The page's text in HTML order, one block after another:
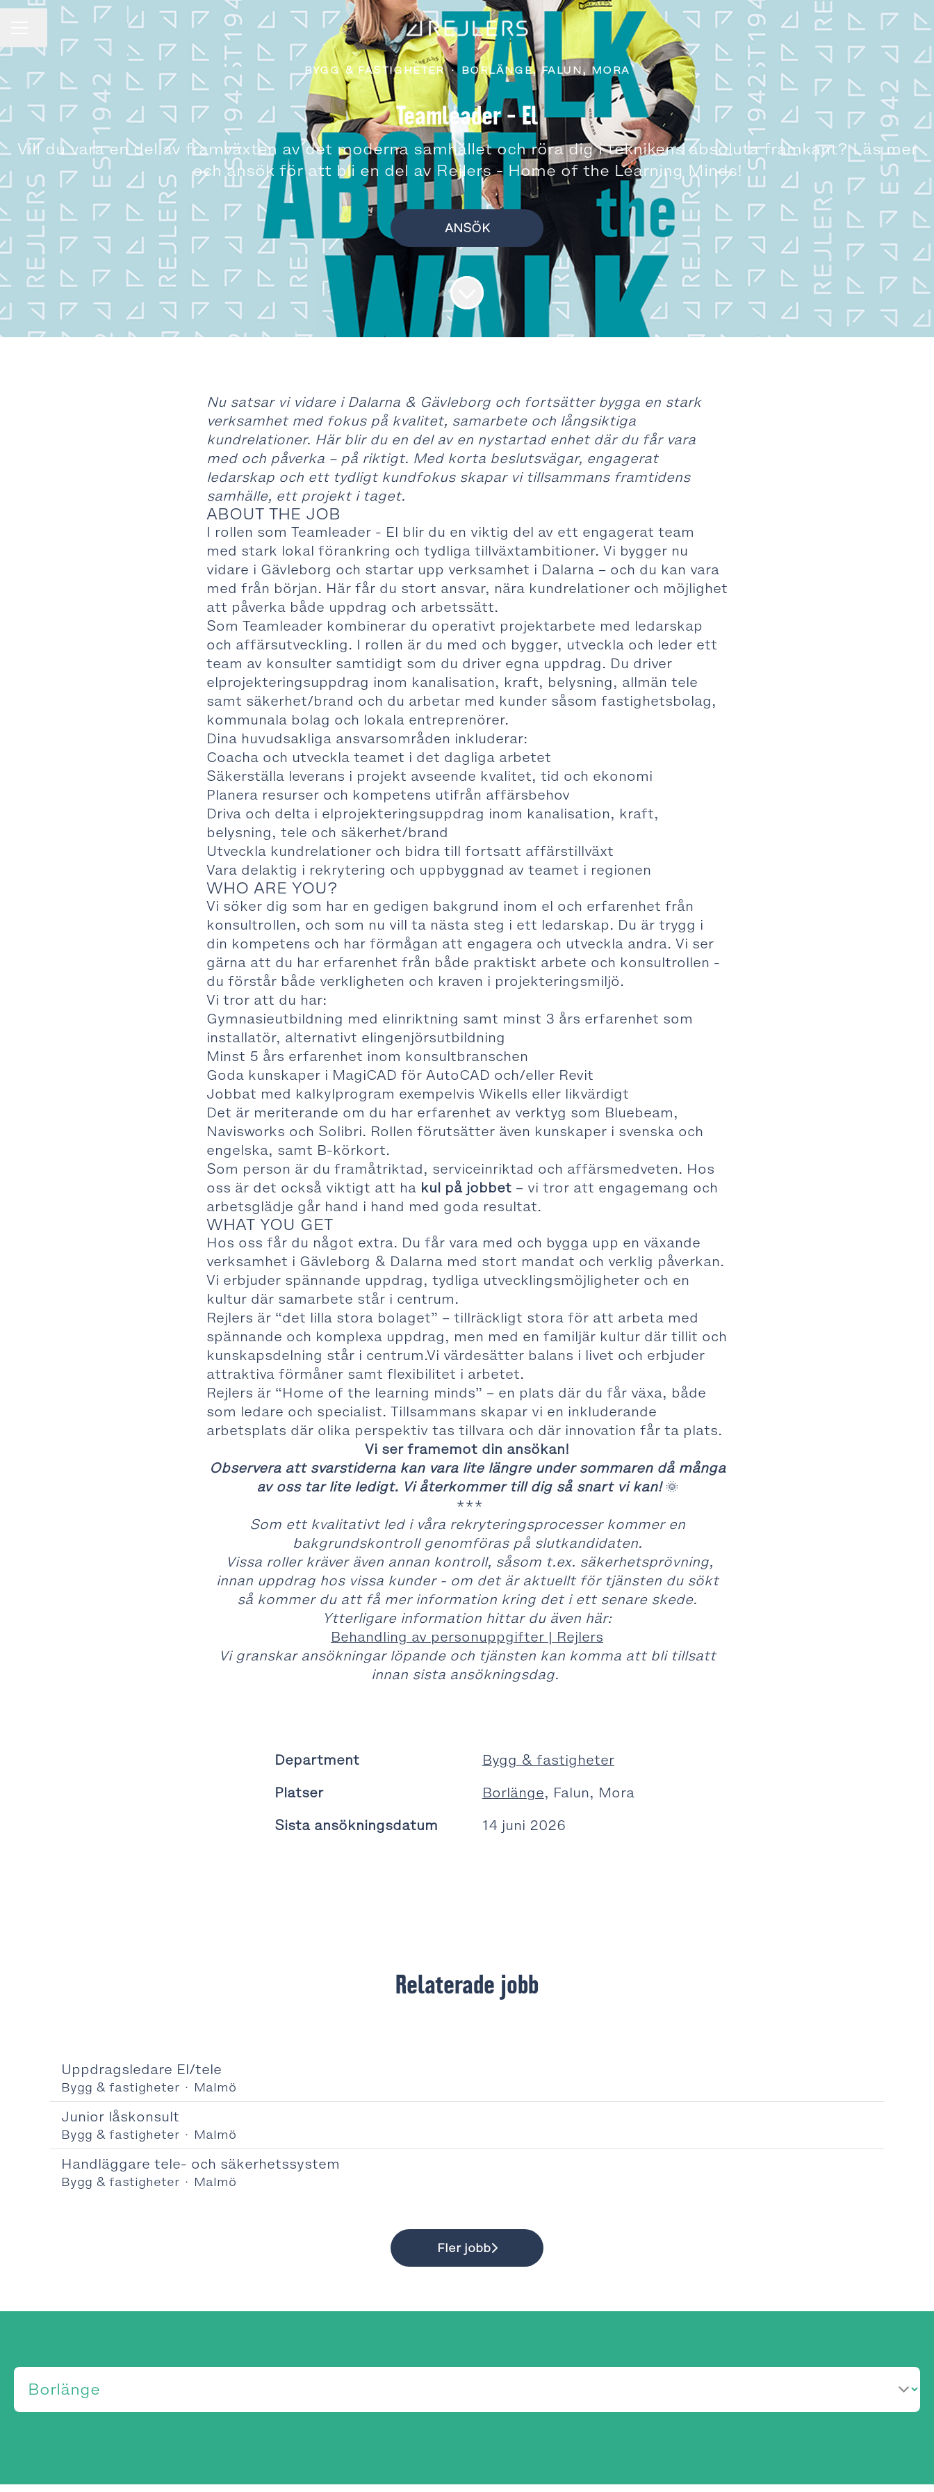
BYGG & FASTIGHETER · BORLÄNGE, FALUN, MORA
Teamleader - El
Vill du vara en del av framväxten av det moderna samhället och röra dig i teknikens absoluta framkant? Läs mer
och ansök för att bli en del av Rejlers - Home of the Learning Minds!
ANSÖK
Nu satsar vi vidare i Dalarna & Gävleborg och fortsätter bygga en stark
verksamhet med fokus på kvalitet, samarbete och långsiktiga
kundrelationer. Här blir du en del av en nystartad enhet där du får vara
med och påverka – på riktigt. Med korta beslutsvägar, engagerat
ledarskap och ett tydligt kundfokus skapar vi tillsammans framtidens
samhälle, ett projekt i taget.
ABOUT THE JOB
I rollen som Teamleader - El blir du en viktig del av ett engagerat team
med stark lokal förankring och tydliga tillväxtambitioner. Vi bygger nu
vidare i Gävleborg och startar upp verksamhet i Dalarna – och du kan vara
med från början. Här får du stort ansvar, nära kundrelationer och möjlighet
att påverka både uppdrag och arbetssätt.
Som Teamleader kombinerar du operativt projektarbete med ledarskap
och affärsutveckling. I rollen är du med och bygger, utveckla och leder ett
team av konsulter samtidigt som du driver egna uppdrag. Du driver
elprojekteringsuppdrag inom kanalisation, kraft, belysning, allmän tele
samt säkerhet/brand och du arbetar med kunder såsom fastighetsbolag,
kommunala bolag och lokala entreprenörer.
Dina huvudsakliga ansvarsområden inkluderar:
Coacha och utveckla teamet i det dagliga arbetet
Säkerställa leverans i projekt avseende kvalitet, tid och ekonomi
Planera resurser och kompetens utifrån affärsbehov
Driva och delta i elprojekteringsuppdrag inom kanalisation, kraft,
belysning, tele och säkerhet/brand
Utveckla kundrelationer och bidra till fortsatt affärstillväxt
Vara delaktig i rekrytering och uppbyggnad av teamet i regionen
WHO ARE YOU?
Vi söker dig som har en gedigen bakgrund inom el och erfarenhet från
konsultrollen, och som nu vill ta nästa steg i ett ledarskap. Du är trygg i
din kompetens och har förmågan att engagera och utveckla andra. Vi ser
gärna att du har erfarenhet från både praktiskt arbete och konsultrollen -
du förstår både verkligheten och kraven i projekteringsmiljö.
Vi tror att du har:
Gymnasieutbildning med elinriktning samt minst 3 års erfarenhet som
installatör, alternativt elingenjörsutbildning
Minst 5 års erfarenhet inom konsultbranschen
Goda kunskaper i MagiCAD för AutoCAD och/eller Revit
Jobbat med kalkylprogram exempelvis Wikells eller likvärdigt
Det är meriterande om du har erfarenhet av verktyg som Bluebeam,
Navisworks och Solibri. Rollen förutsätter även kunskaper i svenska och
engelska, samt B-körkort.
Som person är du framåtriktad, serviceinriktad och affärsmedveten. Hos
oss är det också viktigt att ha kul på jobbet – vi tror att engagemang och
arbetsglädje går hand i hand med goda resultat.
WHAT YOU GET
Hos oss får du något extra. Du får vara med och bygga upp en växande
verksamhet i Gävleborg & Dalarna med stort mandat och verklig påverkan.
Vi erbjuder spännande uppdrag, tydliga utvecklingsmöjligheter och en
kultur där samarbete står i centrum.
Rejlers är “det lilla stora bolaget” – tillräckligt stora för att arbeta med
spännande och komplexa uppdrag, men med en familjär kultur där tillit och
kunskapsdelning står i centrum.Vi värdesätter balans i livet och erbjuder
attraktiva förmåner samt flexibilitet i arbetet.
Rejlers är “Home of the learning minds” – en plats där du får växa, både
som ledare och specialist. Tillsammans skapar vi en inkluderande
arbetsplats där olika perspektiv tas tillvara och där innovation får ta plats.
Vi ser framemot din ansökan!
Observera att svarstiderna kan vara lite längre under sommaren då många
av oss tar lite ledigt. Vi återkommer till dig så snart vi kan! 🌞
***
Som ett kvalitativt led i våra rekryteringsprocesser kommer en
bakgrundskontroll genomföras på slutkandidaten.
Vissa roller kräver även annan kontroll, såsom t.ex. säkerhetsprövning,
innan uppdrag hos vissa kunder - om det är aktuellt för tjänsten du sökt
så kommer du att få mer information kring det i ett senare skede.
Ytterligare information hittar du även här:
Behandling av personuppgifter | Rejlers
Vi granskar ansökningar löpande och tjänsten kan komma att bli tillsatt
innan sista ansökningsdag.
Department
Bygg & fastigheter
Platser
Borlänge, Falun, Mora
Sista ansökningsdatum
14 juni 2026
Relaterade jobb
Uppdragsledare El/tele
Bygg & fastigheter · Malmö
Junior låskonsult
Bygg & fastigheter · Malmö
Handläggare tele- och säkerhetssystem
Bygg & fastigheter · Malmö
Fler jobb